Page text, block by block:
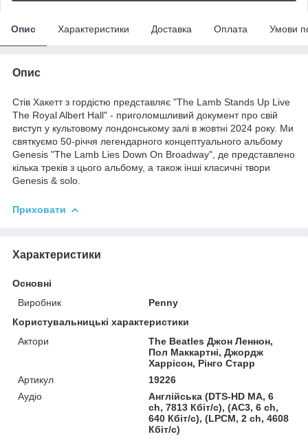
Опис Характеристики Доставка Оплата Умови
Опис
Стів Хакетт з гордістю представляє "The Lamb Stands Up Live
The Royal Albert Hall" - приголомшливий документ про свій
виступ у культовому лондонському залі в жовтні 2024 року. Ми
святкуємо 50-річчя легендарного концептуального альбому
Genesis "The Lamb Lies Down On Broadway", де представлено
кілька треків з цього альбому, а також інші класичні твори
Genesis & solo.
Приховати
Характеристики
Основні
Виробник
Penny
Користувальницькі характеристики
Актори
The Beatles Джон Леннон,
Пол Маккартні, Джордж
Харрісон, Рінго Старр
Артикул
19226
Аудіо
Англійська (DTS-HD MA, 6
ch, 7813 Кбіт/с), (AC3, 6 ch,
640 Кбіт/с), (LPCM, 2 ch, 4608
Кбіт/с)